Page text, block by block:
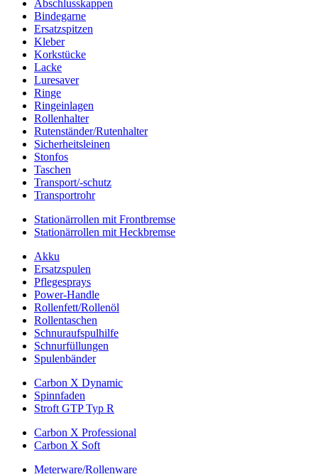
Abschlusskappen
Bindegarne
Ersatzspitzen
Kleber
Korkstücke
Lacke
Luresaver
Ringe
Ringeinlagen
Rollenhalter
Rutenständer/Rutenhalter
Sicherheitsleinen
Stonfos
Taschen
Transport/-schutz
Transportrohr
Stationärrollen mit Frontbremse
Stationärrollen mit Heckbremse
Akku
Ersatzspulen
Pflegesprays
Power-Handle
Rollenfett/Rollenöl
Rollentaschen
Schnuraufspulhilfe
Schnurfüllungen
Spulenbänder
Carbon X Dynamic
Spinnfaden
Stroft GTP Typ R
Carbon X Professional
Carbon X Soft
Meterware/Rollenware